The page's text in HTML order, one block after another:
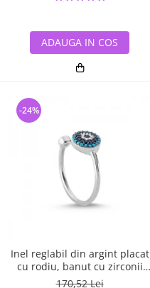
ADAUGA IN COS
Inel reglabil din argint placat
cu rodiu, banut cu zirconii
albe si albastre
170,52 Lei
-24%